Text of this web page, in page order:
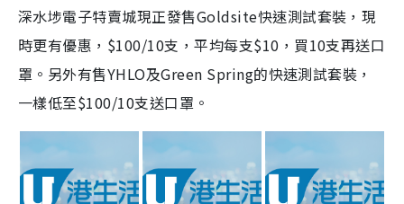
深水埗電子特賣城現正發售Goldsite快速測試套裝，現
時更有優惠，$100/10支，平均每支$10，買10支再送口
罩。另外有售YHLO及Green Spring的快速測試套裝，
一樣低至$100/10支送口罩。